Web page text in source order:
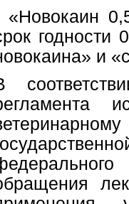
«Новокаин
годности
и